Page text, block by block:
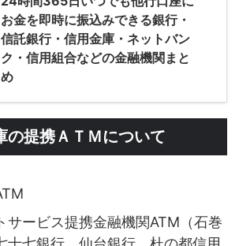
お金を即時に振込みできる銀行・
信託銀行・信用金庫・ネットバン
ク・信用組合などの金融機関まと
め
の提携ＡＴＭについて
サービス提携金融機関ATM（石巻